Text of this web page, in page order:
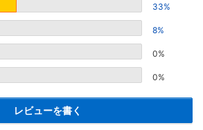
33%
8%
0%
0%
レビューを書く